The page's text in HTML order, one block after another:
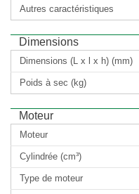
Autres caractéristiques
Dimensions
Dimensions (L x l x h) (mm)
Poids à sec (kg)
Moteur
Moteur
Cylindrée (cm³)
Type de moteur